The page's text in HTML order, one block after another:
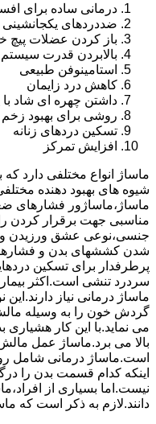
درمانی ساده برای
ضددردهای یکجانشینی
باز کردن عضلات پیچ
بالابردن قدرت
استامینوفن طبیعی
کاهش درد زایمان
داشتن چهره ای شاد
روشی برای بهبود زخم
تسکین دردهای زنانه
افزایش تمرکز
ماساژ انواع مختلفی دارد
شیوه های بهبود دهنده
ماساژ،ماساژور فشارهای
مناسبی جهت برقرار کردن
جنسی،نوعی عشق ورزیدن و
شدن کششهای بدن و
پرطرفدار برای تسکین
سردرد تنشی است.اکثر
ماساژ درمانی نیاز
گردش خون را به وسیله
می نماید.با این کار هشیاری
بالا می برد.ماساژ عمل
است.ماساژ درمانی شامل
اینکه کدام قسمت بدن را
نیست.اما بسیاری از
دانند.لازم به ذکر است که